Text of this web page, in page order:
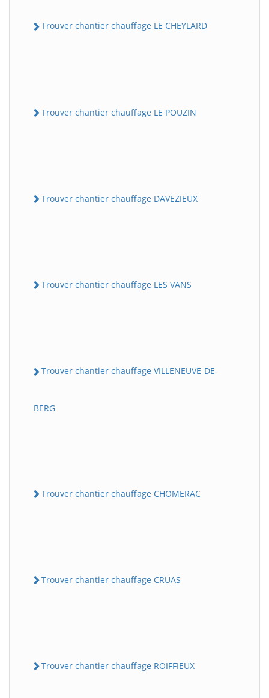
Trouver chantier chauffage LE CHEYLARD
Trouver chantier chauffage LE POUZIN
Trouver chantier chauffage DAVEZIEUX
Trouver chantier chauffage LES VANS
Trouver chantier chauffage VILLENEUVE-DE-
BERG
Trouver chantier chauffage CHOMERAC
Trouver chantier chauffage CRUAS
Trouver chantier chauffage ROIFFIEUX